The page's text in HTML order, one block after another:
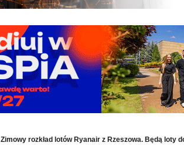
Zimowy rozkład lotów Ryanair z Rzeszowa. Będą loty